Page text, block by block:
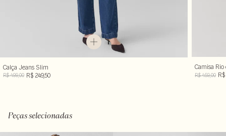
Calça Jeans Slim
R$ 499,00 R$ 249,50
Camisa Rio
R$ 459,00
Peças selecionadas